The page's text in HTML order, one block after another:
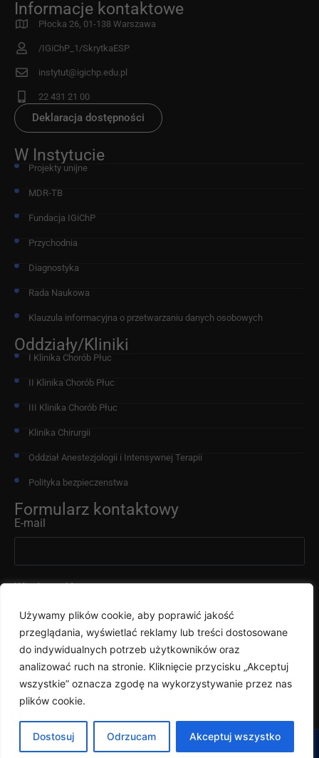
Używamy plików cookie, aby poprawić jakość
przeglądania, wyświetlać reklamy lub treści dostosowane
do indywidualnych potrzeb użytkowników oraz
analizować ruch na stronie. Kliknięcie przycisku „Akceptuj
wszystkie” oznacza zgodę na wykorzystywanie przez nas
plików cookie.
Dostosuj Odrzucam Akceptuj wszystko
Informacje kontaktowe
Płocka 26, 01-138 Warszawa
/IGiChP_1/SkrytkaESP
instytut@igichp.edu.pl
22 431 21 00
Deklaracja dostępności
W Instytucie
Projekty unijne
MDR-TB
Fundacja IGiChP
Przychodnia
Diagnostyka
Rada Naukowa
Klauzula informacyjna o przetwarzaniu danych osobowych
Oddziały/Kliniki
I Klinika Chorób Płuc
II Klinika Chorób Płuc
III Klinika Chorób Płuc
Klinika Chirurgii
Oddział Anestezjologii i Intensywnej Terapii
Polityka bezpieczenstwa
Formularz kontaktowy
E-mail
Wiadomość
Copyright © 2023 / All Rights Reserved e-rejestracja